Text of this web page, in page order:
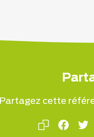
Partagez cette